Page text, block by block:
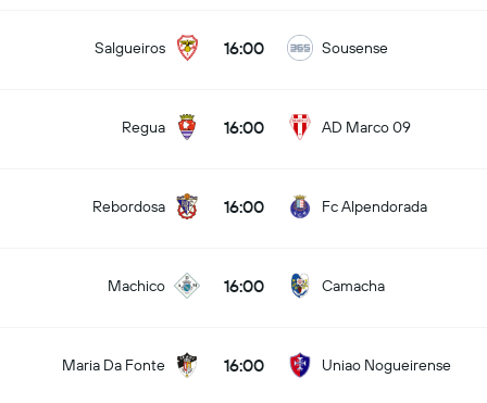
Salgueiros 16:00 Sousense
Regua 16:00 AD Marco 09
Rebordosa 16:00 Fc Alpendorada
Machico 16:00 Camacha
Maria Da Fonte 16:00 Uniao Nogueirense